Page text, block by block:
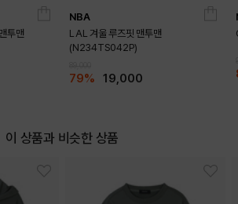
투맨
NBA
LAL 겨울 루즈핏 맨투맨
(N234TS042P)
79% 19,000
이 상품과 비슷한 상품